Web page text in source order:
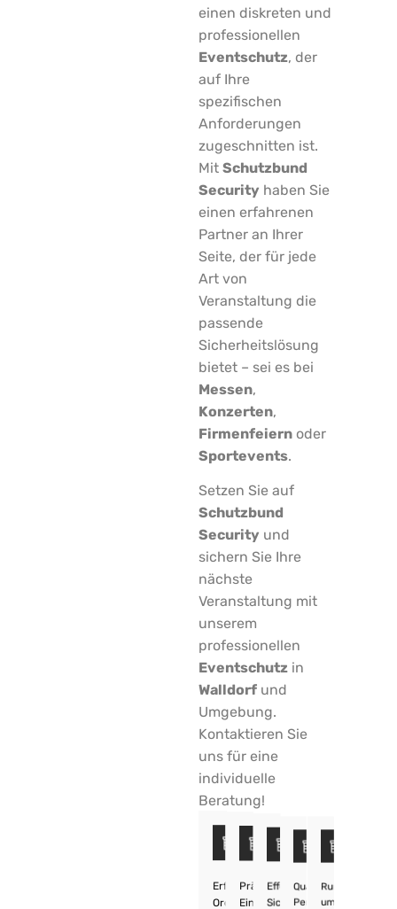
einen diskreten und
professionellen
Eventschutz, der
auf Ihre
spezifischen
Anforderungen
zugeschnitten ist.
Mit Schutzbund
Security haben Sie
einen erfahrenen
Partner an Ihrer
Seite, der für jede
Art von
Veranstaltung die
passende
Sicherheitslösung
bietet – sei es bei
Messen,
Konzerten,
Firmenfeiern oder
Sportevents.
Setzen Sie auf
Schutzbund
Security und
sichern Sie Ihre
nächste
Veranstaltung mit
unserem
professionellen
Eventschutz in
Walldorf und
Umgebung.
Kontaktieren Sie
uns für eine
individuelle
Beratung!
Erfahrene
Ordner
Präzise
Einlasskontrolle
Effektive
Sicherheitspatrouillen
Qualifiziertes
Personal
Rund
um